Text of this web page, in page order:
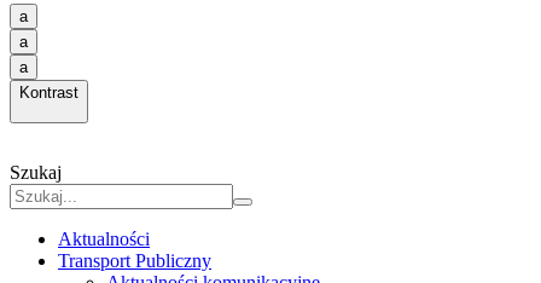
a
a
a
Kontrast
Szukaj
Aktualności
Transport Publiczny